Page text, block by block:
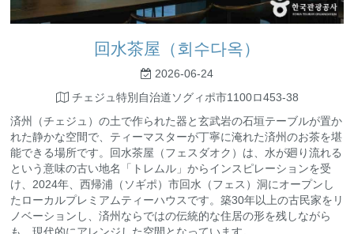
回水茶屋（회수다옥）
2026-06-24
チェジュ特別自治道ソグィポ市1100ロ453-38
済州（チェジュ）の土で作られた器と玄武岩の石垣テーブルが置か
れた静かな空間で、ティーマスターが丁寧に淹れた済州のお茶を堪
能できる場所です。回水茶屋（フェスダオク）は、水が廻り流れる
という意味の古い地名「トレムル」からインスピレーションを受
け、2024年、西帰浦（ソギポ）市回水（フェス）洞にオープンし
たローカルプレミアムティーハウスです。築30年以上の古民家をリ
ノベーションし、済州ならではの伝統的な住居の形を残しながら